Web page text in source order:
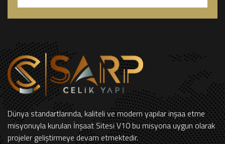
Dünya standartlarında, kaliteli ve modern yapılar inşaa etme
misyonuyla kurulan İnşaat Sitesi V10 bu misyona uygun olarak
projeler geliştirmeye devam etmektedir.